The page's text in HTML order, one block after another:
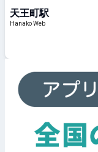
KANAGAWA探訪＃18
天王町駅
Hanako Web